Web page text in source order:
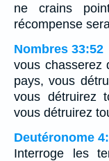
ne crains
récompense
Nombres 33:52
vous chasserez
pays, vous
vous détruirez
vous détruirez
Deutéronome
Interroge les